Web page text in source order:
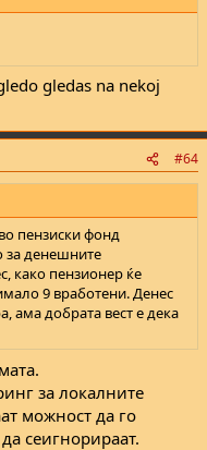
gledas na nekoj
#64
пензиски фонд
за денешните
како пензионер ќе
9 вработени. Денес
ама добрата вест е дека
за локалните
можност да го
сеигнорираат.